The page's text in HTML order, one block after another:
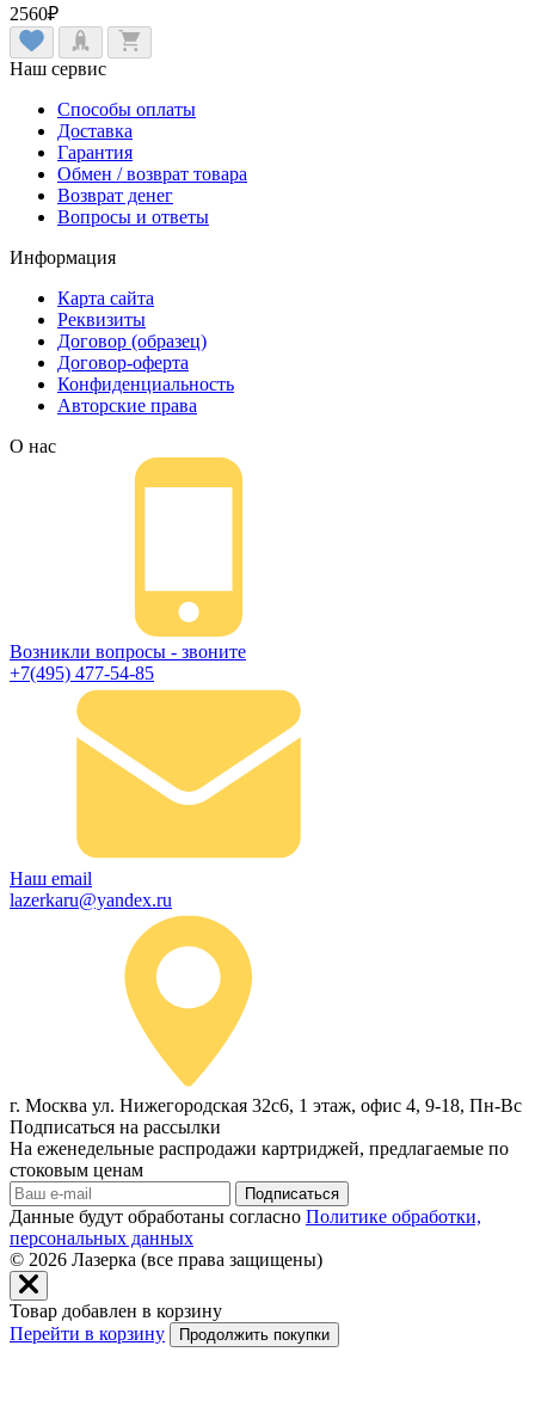
2560₽
Наш сервис
Способы оплаты
Доставка
Гарантия
Обмен / возврат товара
Возврат денег
Вопросы и ответы
Информация
Карта сайта
Реквизиты
Договор (образец)
Договор-оферта
Конфиденциальность
Авторские права
О нас
Возникли вопросы - звоните
+7(495) 477-54-85
Наш email
lazerkaru@yandex.ru
г. Москва ул. Нижегородская 32с6, 1 этаж, офис 4, 9-18, Пн-Вс
Подписаться на рассылки
На еженедельные распродажи картриджей, предлагаемые по
стоковым ценам
Подписаться
Данные будут обработаны согласно Политике обработки,
персональных данных
© 2026 Лазерка (все права защищены)
Товар добавлен в корзину
Перейти в корзину
Продолжить покупки